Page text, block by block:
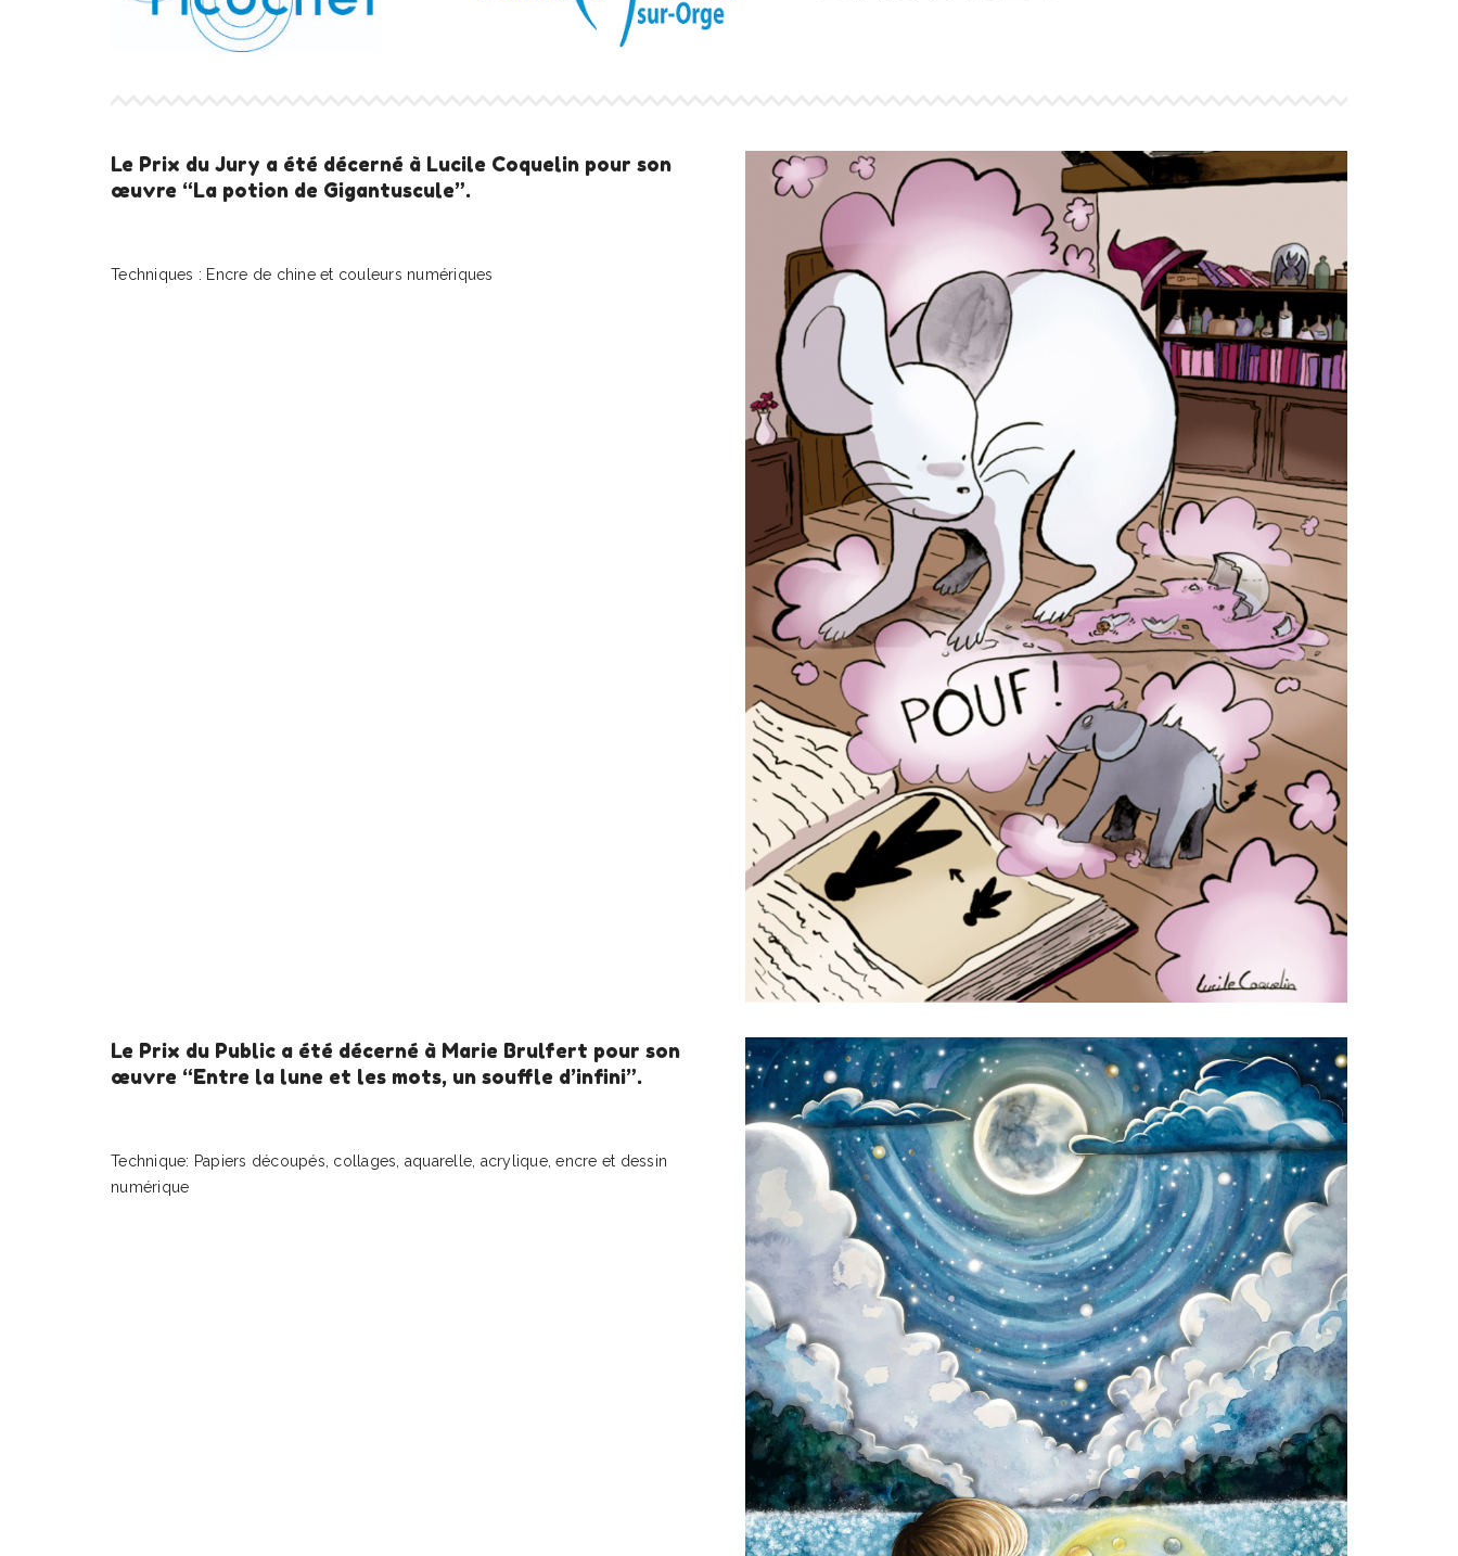
Le Prix du Jury a été décerné à Lucile Coquelin pour son
œuvre “La potion de Gigantuscule”.
Techniques : Encre de chine et couleurs numériques
Le Prix du Public a été décerné à Marie Brulfert pour son
œuvre “Entre la lune et les mots, un souffle d’infini”.
Technique: Papiers découpés, collages, aquarelle, acrylique, encre et dessin
numérique